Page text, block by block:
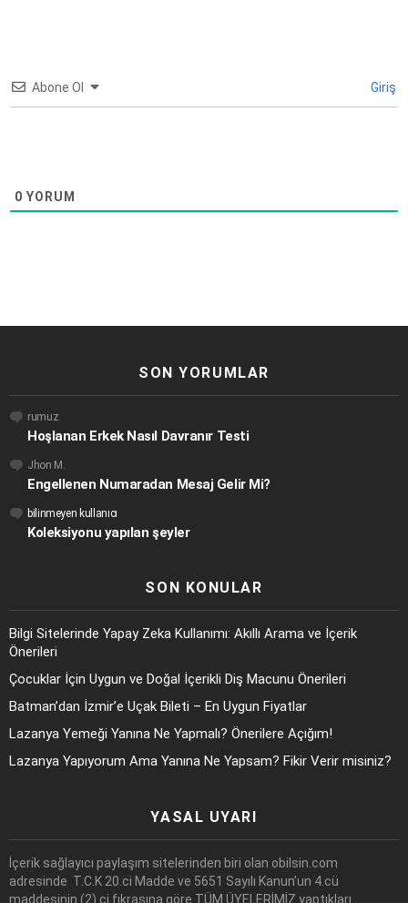
Abone Ol Giriş
0 YORUM
SON YORUMLAR
rumuz
Hoşlanan Erkek Nasıl Davranır Testi
Jhon M.
Engellenen Numaradan Mesaj Gelir Mi?
bilinmeyen kullanıcı
Koleksiyonu yapılan şeyler
SON KONULAR
Bilgi Sitelerinde Yapay Zeka Kullanımı: Akıllı Arama ve İçerik
Önerileri
Çocuklar İçin Uygun ve Doğal İçerikli Diş Macunu Önerileri
Batman’dan İzmir’e Uçak Bileti – En Uygun Fiyatlar
Lazanya Yemeği Yanına Ne Yapmalı? Önerilere Açığım!
Lazanya Yapıyorum Ama Yanına Ne Yapsam? Fikir Verir misiniz?
YASAL UYARI
İçerik sağlayıcı paylaşım sitelerinden biri olan obilsin.com
adresinde T.C.K 20.ci Madde ve 5651 Sayılı Kanun’un 4.cü
maddesinin (2).ci fıkrasına göre TÜM ÜYELERİMİZ yaptıkları